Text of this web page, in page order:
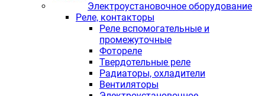
Электроустановочное оборудование
Реле, контакторы
Реле вспомогательные и
промежуточные
Фотореле
Твердотельные реле
Радиаторы, охладители
Вентиляторы